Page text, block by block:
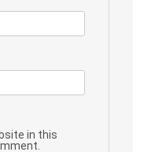
in this